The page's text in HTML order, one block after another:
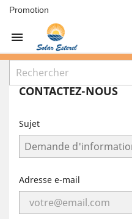
Promotion

CONTACTEZ-NOUS
Sujet
Adresse e-mail